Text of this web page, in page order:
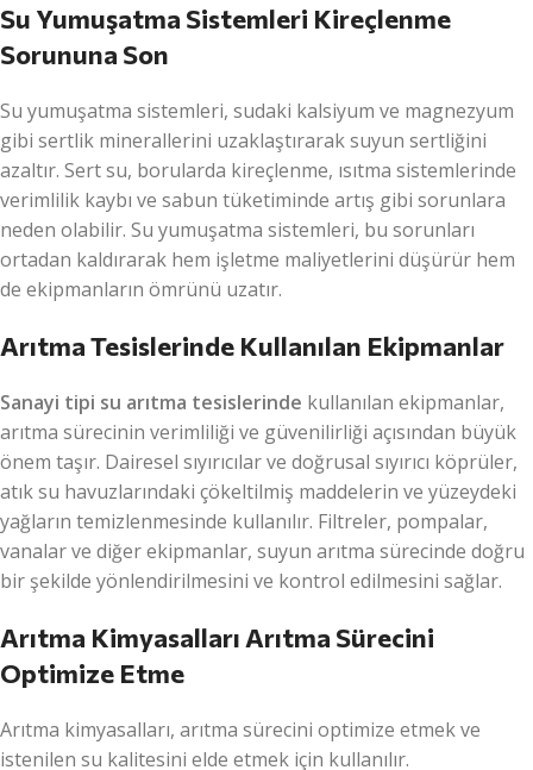
Su Yumuşatma Sistemleri Kireçlenme
Sorununa Son
Su yumuşatma sistemleri, sudaki kalsiyum ve magnezyum
gibi sertlik minerallerini uzaklaştırarak suyun sertliğini
azaltır. Sert su, borularda kireçlenme, ısıtma sistemlerinde
verimlilik kaybı ve sabun tüketiminde artış gibi sorunlara
neden olabilir. Su yumuşatma sistemleri, bu sorunları
ortadan kaldırarak hem işletme maliyetlerini düşürür hem
de ekipmanların ömrünü uzatır.
Arıtma Tesislerinde Kullanılan Ekipmanlar
Sanayi tipi su arıtma tesislerinde kullanılan ekipmanlar,
arıtma sürecinin verimliliği ve güvenilirliği açısından büyük
önem taşır. Dairesel sıyırıcılar ve doğrusal sıyırıcı köprüler,
atık su havuzlarındaki çökeltilmiş maddelerin ve yüzeydeki
yağların temizlenmesinde kullanılır. Filtreler, pompalar,
vanalar ve diğer ekipmanlar, suyun arıtma sürecinde doğru
bir şekilde yönlendirilmesini ve kontrol edilmesini sağlar.
Arıtma Kimyasalları Arıtma Sürecini
Optimize Etme
Arıtma kimyasalları, arıtma sürecini optimize etmek ve
istenilen su kalitesini elde etmek için kullanılır.